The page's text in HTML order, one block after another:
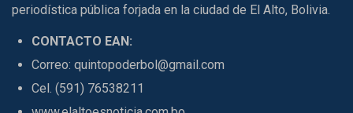
periodística pública forjada en la ciudad de El Alto, Bolivia.
CONTACTO EAN:
Correo: quintopoderbol@gmail.com
Cel. (591) 76538211